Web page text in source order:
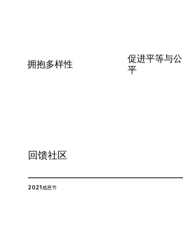
拥抱多样性
促进平等与公
平
回馈社区
2021感恩节